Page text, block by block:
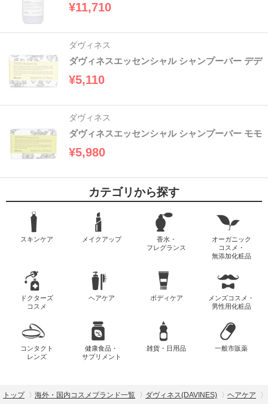
¥11,710
ダヴィネス
ダヴィネスエッセンシャル シャンプーバー デデ
¥5,110
ダヴィネス
ダヴィネスエッセンシャル シャンプーバー モモ
¥5,980
カテゴリから探す
スキンケア メイクアップ
香水・
フレグランス
オーガニック
コスメ・
無添加化粧品
ドクターズ
コスメ
ヘアケア ボディケア
メンズコスメ・
男性用化粧品
コンタクト
レンズ
健康食品・
サプリメント
雑貨・日用品 一般市販薬
トップ 海外・国内コスメブランド一覧 ダヴィネス(DAVINES) ヘアケア